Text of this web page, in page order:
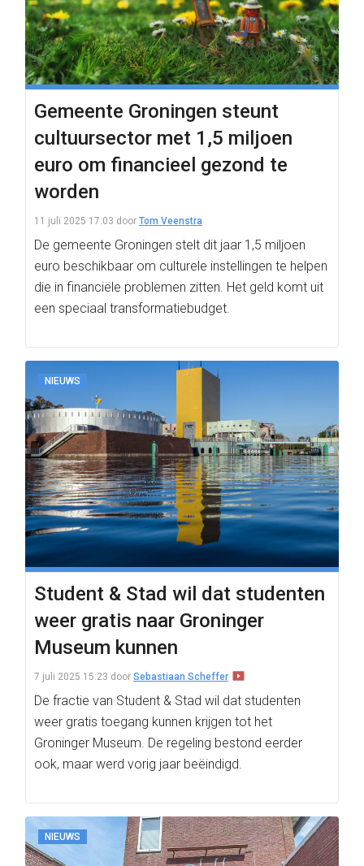
Gemeente Groningen steunt
cultuursector met 1,5 miljoen
euro om financieel gezond te
worden
11 juli 2025 17:03 door Tom Veenstra
De gemeente Groningen stelt dit jaar 1,5 miljoen
euro beschikbaar om culturele instellingen te helpen
die in financiële problemen zitten. Het geld komt uit
een speciaal transformatiebudget.
NIEUWS
Student & Stad wil dat studenten
weer gratis naar Groninger
Museum kunnen
7 juli 2025 15:23 door Sebastiaan Scheffer
De fractie van Student & Stad wil dat studenten
weer gratis toegang kunnen krijgen tot het
Groninger Museum. De regeling bestond eerder
ook, maar werd vorig jaar beëindigd.
NIEUWS